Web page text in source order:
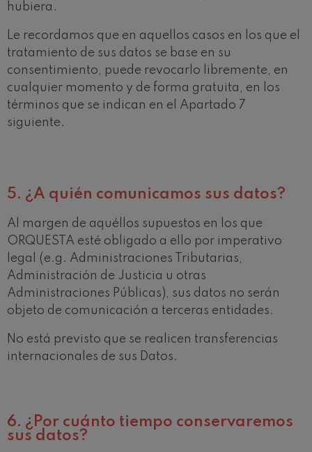
hubiera.
Le recordamos que en aquellos casos en los que el
tratamiento de sus datos se base en su
consentimiento, puede revocarlo libremente, en
cualquier momento y de forma gratuita, en los
términos que se indican en el Apartado 7
siguiente.
5. ¿A quién comunicamos sus datos?
Al margen de aquéllos supuestos en los que
ORQUESTA esté obligado a ello por imperativo
legal (e.g. Administraciones Tributarias,
Administración de Justicia u otras
Administraciones Públicas), sus datos no serán
objeto de comunicación a terceras entidades.
No está previsto que se realicen transferencias
internacionales de sus Datos.
6. ¿Por cuánto tiempo conservaremos
sus datos?